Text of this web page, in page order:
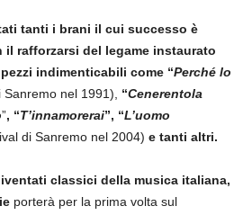
tanti i brani il cui successo è
rafforzarsi del legame instaurato
indimenticabili come “Perché lo
nel 1991), “Cenerentola
”, “T’innamorerai”, “L’uomo
di Sanremo nel 2004) e tanti altri.
classici della musica italiana,
porterà per la prima volta sul